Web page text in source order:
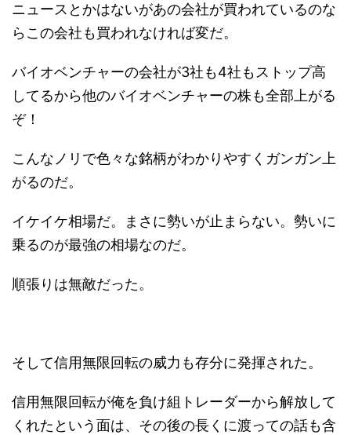
ニュースとかはないがあの会社が買われているのな
らこの会社も買われなければ変だ。
バイオベンチャーの会社が3社も4社もストップ高
してるから他のバイオベンチャーの株も全部上がる
ぞ！
こんなノリで色々な銘柄がわかりやすくガンガン上
がるのだ。
イケイケ相場だ。まさに勢いが止まらない。勢いに
乗るのが最強の相場なのだ。
順張りは無敵だった。
そして信用無限回転の威力も存分に発揮された。
信用無限回転が俺を負け組トレーダーから解放して
くれたという面は、その後の長くに渡っての話も含